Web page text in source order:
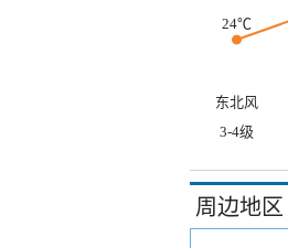
24℃
东北风
3-4级
周边地区